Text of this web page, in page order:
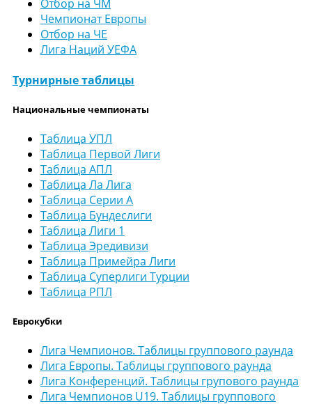
Отбор на ЧМ
Чемпионат Европы
Отбор на ЧЕ
Лига Наций УЕФА
Турнирные таблицы
Национальные чемпионаты
Таблица УПЛ
Таблица Первой Лиги
Таблица АПЛ
Таблица Ла Лига
Таблица Серии А
Таблица Бундеслиги
Таблица Лиги 1
Таблица Эредивизи
Таблица Примейра Лиги
Таблица Суперлиги Турции
Таблица РПЛ
Еврокубки
Лига Чемпионов. Таблицы группового раунда
Лига Европы. Таблицы группового раунда
Лига Конференций. Таблицы групового раунда
Лига Чемпионов U19. Таблицы группового